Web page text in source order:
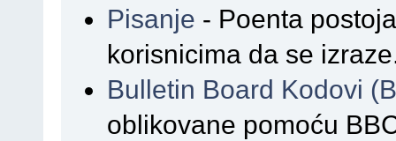
Pisanje - Poenta
korisnicima da se
Bulletin Board Kodovi
oblikovane pomoću